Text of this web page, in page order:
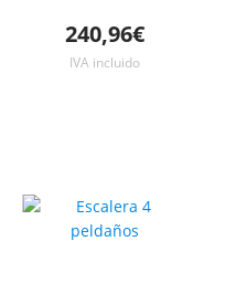
240,96€
IVA incluido